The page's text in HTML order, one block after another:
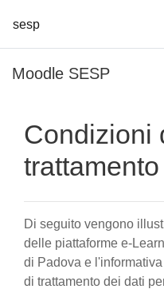
sesp
Moodle SESP
Condizioni
Di seguito vengono
delle piattaforme e-
di Padova e
di trattamento dei dati